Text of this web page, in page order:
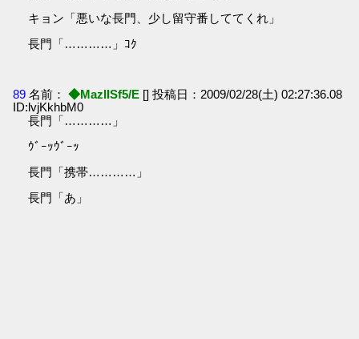
キョン「悪いな長門、少し留守番しててくれ」
長門「…………」ｺｸ
89 名前： ◆MazlISf5/E [] 投稿日：2009/02/28(土) 02:27:36.08
ID:lvjKkhbM0
長門「…………」
ｳﾞｰｯｳﾞｰｯ
長門「携帯…………」
長門「あ」